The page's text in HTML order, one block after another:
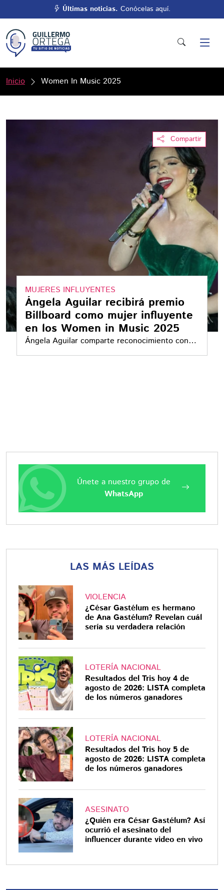
Últimas noticias. Conócelas aquí.
Inicio Women In Music 2025
Compartir
MUJERES INFLUYENTES
Ángela Aguilar recibirá premio
Billboard como mujer influyente
en los Women in Music 2025
Ángela Aguilar comparte reconocimiento con
destacadas figuras como AESPA y Meghan
Únete a nuestro grupo de
WhatsApp
LAS MÁS LEÍDAS
VIOLENCIA
¿César Gastélum es hermano
de Ana Gastélum? Revelan cuál
sería su verdadera relación
LOTERÍA NACIONAL
Resultados del Tris hoy 4 de
agosto de 2026: LISTA completa
de los números ganadores
LOTERÍA NACIONAL
Resultados del Tris hoy 5 de
agosto de 2026: LISTA completa
de los números ganadores
ASESINATO
¿Quién era César Gastélum? Así
ocurrió el asesinato del
influencer durante video en vivo